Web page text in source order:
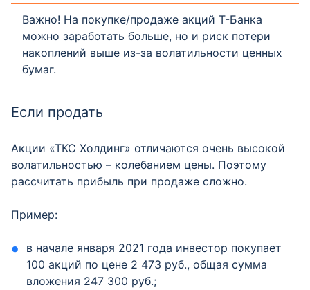
Важно! На покупке/продаже акций Т-Банка
можно заработать больше, но и риск потери
накоплений выше из-за волатильности ценных
бумаг.
Если продать
Акции «ТКС Холдинг» отличаются очень высокой
волатильностью – колебанием цены. Поэтому
рассчитать прибыль при продаже сложно.
Пример:
в начале января 2021 года инвестор покупает
100 акций по цене 2 473 руб., общая сумма
вложения 247 300 руб.;